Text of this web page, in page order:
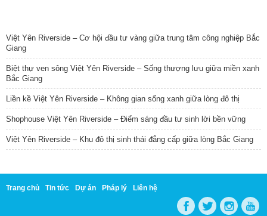
Việt Yên Riverside – Cơ hội đầu tư vàng giữa trung tâm công nghiệp Bắc
Giang
Biệt thự ven sông Việt Yên Riverside – Sống thượng lưu giữa miền xanh
Bắc Giang
Liền kề Việt Yên Riverside – Không gian sống xanh giữa lòng đô thị
Shophouse Việt Yên Riverside – Điểm sáng đầu tư sinh lời bền vững
Việt Yên Riverside – Khu đô thị sinh thái đẳng cấp giữa lòng Bắc Giang
Trang chủ Tin tức Dự án Pháp lý Liên hệ